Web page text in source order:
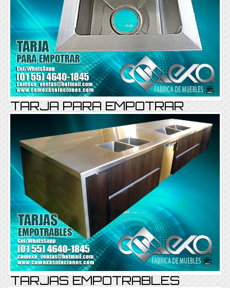
TARJA PARA EMPOTRAR
TARJAEMP-REF-E15
Consultar
TARJAS EMPOTRABLES